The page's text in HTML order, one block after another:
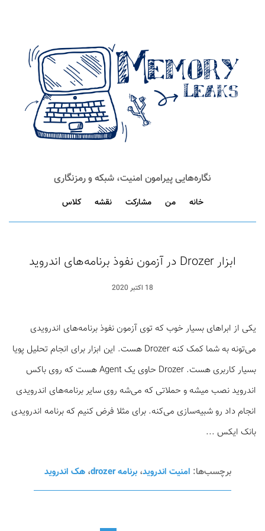
نگاره‌هایی پیرامون امنیت، شبکه و رمزنگاری
خانه من مشارکت نقشه کلاس
ابزار Drozer در آزمون نفوذ برنامه‌های اندروید
18 اکتبر 2020
یکی از ابراهای بسیار خوب که توی آزمون نفوذ برنامه‌‌های اندرویدی
می‌تونه به شما کمک کنه Drozer هست. این ابزار برای انجام تحلیل پویا
بسیار کاربری هست. Drozer حاوی یک Agent هست که روی باکس
اندروید نصب میشه و حملاتی که می‌شه روی سایر برنامه‌های اندرویدی
انجام داد رو شبیه‌سازی می‌کنه. برای مثلا فرض کنیم که برنامه اندرویدی
بانک ایکس ...
برچسب‌ها: امنیت اندروید، برنامه drozer ، هک اندروید